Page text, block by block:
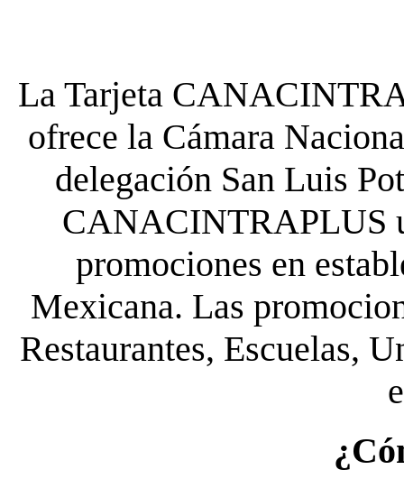
La Tarjeta
ofrece la Cámara
delegación San Luis
CANACINTRAPLUS
promociones en
Mexicana. Las
Restaurantes, Escuelas,